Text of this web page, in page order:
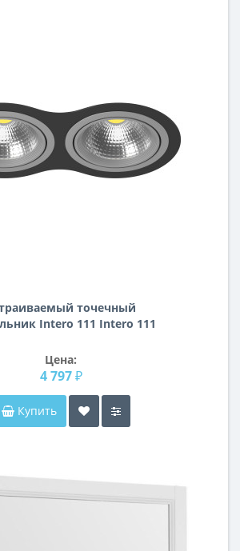
точечный
Intero 111 Intero 111
Цена:
4 797 ₽
Купить